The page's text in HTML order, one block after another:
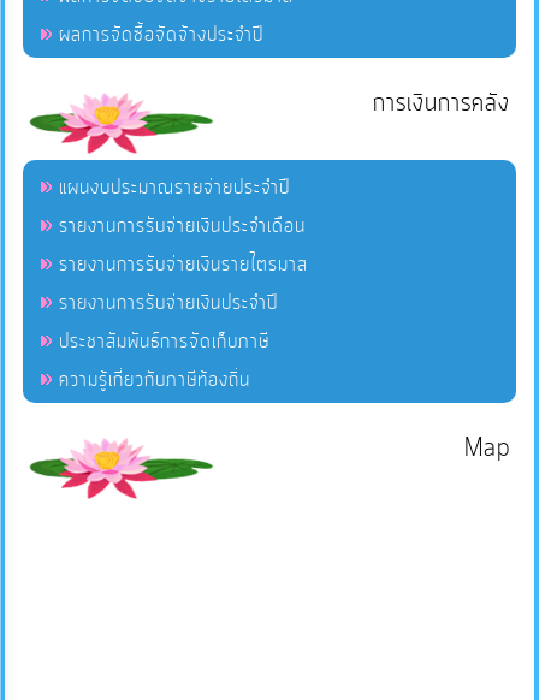
ผลการจัดซื้อจัดจ้างประจำปี
การเงินการคลัง
แผนงบประมาณรายจ่ายประจำปี
รายงานการรับจ่ายเงินประจำเดือน
รายงานการรับจ่ายเงินรายไตรมาส
รายงานการรับจ่ายเงินประจำปี
ประชาสัมพันธ์การจัดเก็บภาษี
ความรู้เกี่ยวกับภาษีท้องถิ่น
Map